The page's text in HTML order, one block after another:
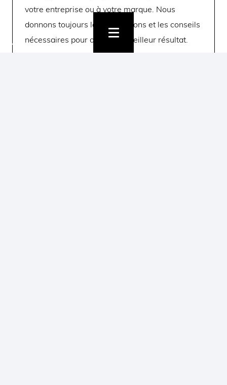
votre entreprise ou à votre marque. Nous
donnons toujours les explications et les conseils
nécessaires pour obtenir le meilleur résultat.